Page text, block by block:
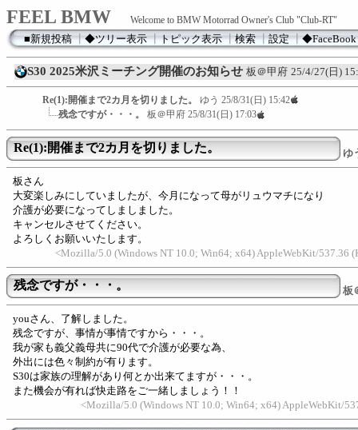
FEEL BMW Welcome to BMW Motorrad Owner's Club "Club-RT"
■新規投稿┃◆ツリー表示┃トピック表示┃検索┃設定┃◆FaceBook
S30 2025米沢ミーチング開催のお知らせ 板＠甲府 25/4/27(日)
Re(1):開催まで2カ月を切りました。 ゆう 25/8/31(日) 15:42
残念ですが・・・。
板＠甲府 25/8/31(日) 17:03
Re(1):開催まで2カ月を切りました。 ゆ
板さん
大変楽しみにしていましたが、今月になって母がリュウマチになり
介護が必要になってしましました。
キャンセルさせてください。
よろしくお願いいたします。
<Mozilla/5.0 (Windows NT 10.0; Win64; x64) AppleWebKit/537.36
残念ですが・・・。 板
youさん、了解しました。
残念ですが、事情が事情ですから・・・。
我が家も義父義母共に90代で介護が必要な為、
外出には色々制約が有ります。
S30は家族の理解があり何とか出来てますが・・・。
また機会が有れば快走路をご一緒しましょう！！
<Mozilla/5.0 (Windows NT 10.0; Win64; x64) AppleWebKit/